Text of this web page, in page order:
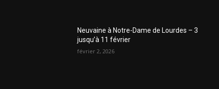
Neuvaine à Notre-Dame de Lourdes – 3
jusqu’à 11 février
février 2, 2026